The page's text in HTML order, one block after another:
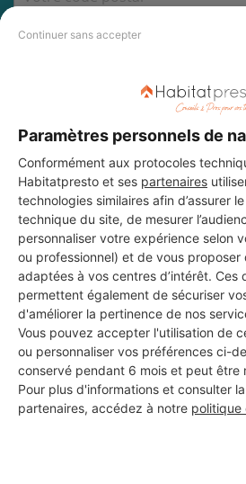
Continuer sans accepter
Paramètres personnels de
Conformément aux protocoles
Habitatpresto et ses partenaires
technologies similaires afin d’assurer
technique du site, de mesurer
personnaliser votre expérience selon
ou professionnel) et de vous proposer
adaptées à vos centres d’intérêt. Ces
permettent également de sécuriser
d'améliorer la pertinence de nos
Vous pouvez accepter l'utilisation de
ou personnaliser vos préférences ci-
conservé pendant 6 mois et peut être
Pour plus d'informations et consulter
partenaires, accédez à notre politique
DEMANDER UN
Les 3 autres
d'alarmes pour
OVOLT
Obernai
12 ans d'expérience
Voir sa fiche